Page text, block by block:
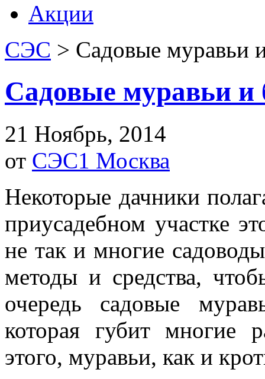
Акции
СЭС > Садовые муравьи
Садовые муравьи и
21 Ноябрь, 2014
от СЭС1 Москва
Некоторые дачники
приусадебном участке
не так и многие
методы и средства,
очередь садовые
которая губит многие
этого, муравьи, как и